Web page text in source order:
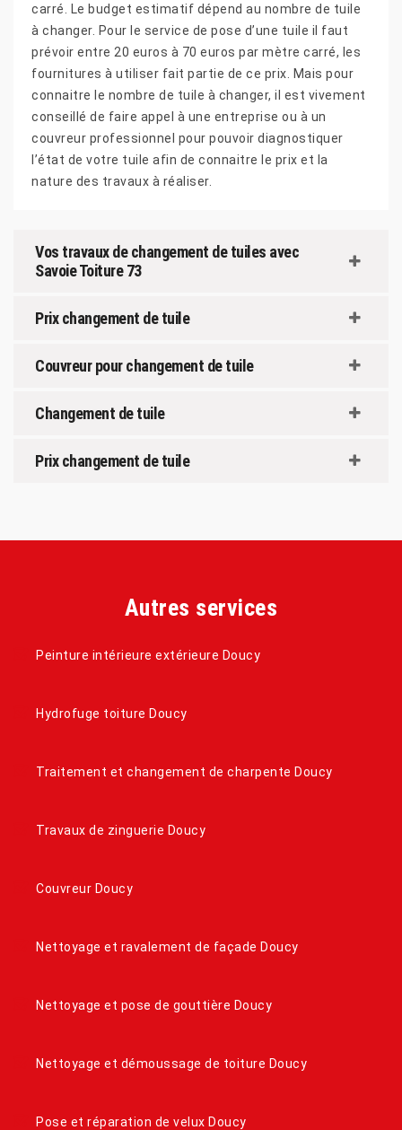
carré. Le budget estimatif dépend au nombre de tuile
à changer. Pour le service de pose d’une tuile il faut
prévoir entre 20 euros à 70 euros par mètre carré, les
fournitures à utiliser fait partie de ce prix. Mais pour
connaitre le nombre de tuile à changer, il est vivement
conseillé de faire appel à une entreprise ou à un
couvreur professionnel pour pouvoir diagnostiquer
l’état de votre tuile afin de connaitre le prix et la
nature des travaux à réaliser.
Vos travaux de changement de tuiles avec
Savoie Toiture 73
Prix changement de tuile
Couvreur pour changement de tuile
Changement de tuile
Prix changement de tuile
Autres services
Peinture intérieure extérieure Doucy
Hydrofuge toiture Doucy
Traitement et changement de charpente Doucy
Travaux de zinguerie Doucy
Couvreur Doucy
Nettoyage et ravalement de façade Doucy
Nettoyage et pose de gouttière Doucy
Nettoyage et démoussage de toiture Doucy
Pose et réparation de velux Doucy